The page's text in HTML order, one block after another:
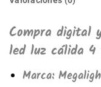
Compra digital
led luz cálida 4
Marca: